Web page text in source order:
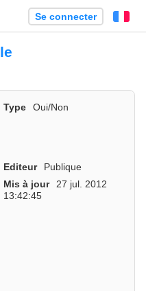
Se connecter
Type
Oui/Non
Editeur
Publique
Mis à jour
27 jul. 2012
13:42:45